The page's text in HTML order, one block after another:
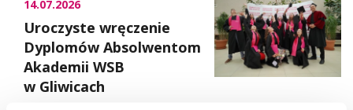
14.07.2026
Uroczyste wręczenie
Dyplomów Absolwentom
Akademii WSB
w Gliwicach